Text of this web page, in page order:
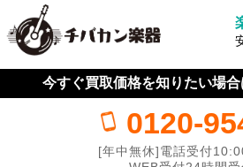
今すぐ買取価格を知りたい場
0120-
[年中無休]電話受付